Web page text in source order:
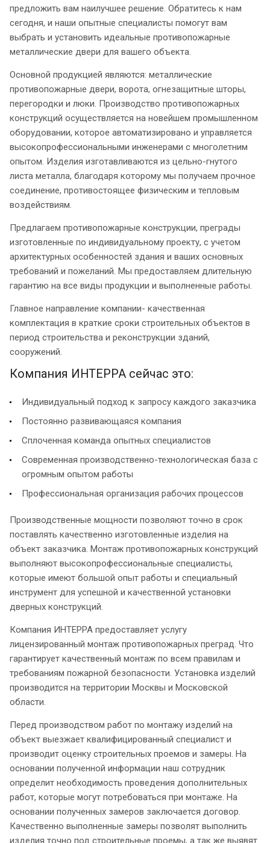
предложить вам наилучшее решение. Обратитесь к нам
сегодня, и наши опытные специалисты помогут вам
выбрать и установить идеальные противопожарные
металлические двери для вашего объекта.
Основной продукцией являются: металлические
противопожарные двери, ворота, огнезащитные шторы,
перегородки и люки. Производство противопожарных
конструкций осуществляется на новейшем промышленном
оборудовании, которое автоматизировано и управляется
высокопрофессиональными инженерами с многолетним
опытом. Изделия изготавливаются из цельно-гнутого
листа металла, благодаря которому мы получаем прочное
соединение, противостоящее физическим и тепловым
воздействиям.
Предлагаем противопожарные конструкции, преграды
изготовленные по индивидуальному проекту, с учетом
архитектурных особенностей здания и ваших основных
требований и пожеланий. Мы предоставляем длительную
гарантию на все виды продукции и выполненные работы.
Главное направление компании- качественная
комплектация в краткие сроки строительных объектов в
период строительства и реконструкции зданий,
сооружений.
Компания ИНТЕРРА сейчас это:
Индивидуальный подход к запросу каждого заказчика
Постоянно развивающаяся компания
Сплоченная команда опытных специалистов
Современная производственно-технологическая база с
огромным опытом работы
Профессиональная организация рабочих процессов
Производственные мощности позволяют точно в срок
поставлять качественно изготовленные изделия на
объект заказчика. Монтаж противопожарных конструкций
выполняют высокопрофессиональные специалисты,
которые имеют большой опыт работы и специальный
инструмент для успешной и качественной установки
дверных конструкций.
Компания ИНТЕРРА предоставляет услугу
лицензированный монтаж противопожарных преград. Что
гарантирует качественный монтаж по всем правилам и
требованиям пожарной безопасности. Установка изделий
производится на территории Москвы и Московской
области.
Перед производством работ по монтажу изделий на
объект выезжает квалифицированный специалист и
производит оценку строительных проемов и замеры. На
основании полученной информации наш сотрудник
определит необходимость проведения дополнительных
работ, которые могут потребоваться при монтаже. На
основании полученных замеров заключается договор.
Качественно выполненные замеры позволят выполнить
изделия точно под строительные проемы, а так же выявят